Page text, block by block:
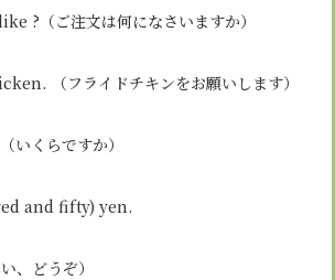
?（ご注文は何になさいますか）
（フライドチキンをお願いします）
くらですか）
and fifty) yen.
、どうぞ）